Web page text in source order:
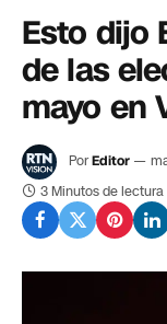
Esto dijo
de las
mayo en
PorEditor
3 Minutos de lectura